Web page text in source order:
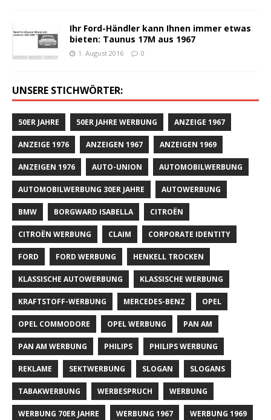
Ihr Ford-Händler kann Ihnen immer etwas
bieten: Taunus 17M aus 1967
1. August 2016 0
UNSERE STICHWÖRTER:
50ER JAHRE 50ER JAHRE WERBUNG ANZEIGE 1967
ANZEIGE 1976 ANZEIGEN 1967 ANZEIGEN 1969
ANZEIGEN 1976 AUTO-UNION AUTOMOBILWERBUNG
AUTOMOBILWERBUNG 30ER JAHRE AUTOWERBUNG
BMW BORGWARD ISABELLA CITROËN
CITROËN WERBUNG CLAIM CORPORATE IDENTITY
FORD FORD WERBUNG HENKELL TROCKEN
KLASSISCHE AUTOWERBUNG KLASSISCHE WERBUNG
KRAFTSTOFF-WERBUNG MERCEDES-BENZ OPEL
OPEL COMMODORE OPEL WERBUNG PAN AM
PAN AM WERBUNG PHILIPS PHILIPS WERBUNG
REKLAME SEKTWERBUNG SLOGAN SLOGANS
TABAKWERBUNG WERBESPRUCH WERBUNG
WERBUNG 70ER JAHRE WERBUNG 1967 WERBUNG 1969